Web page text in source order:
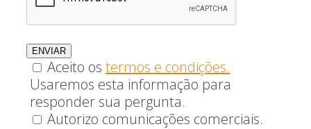
Aceito os termos e condições.
Usaremos esta informação para
responder sua pergunta.
Autorizo comunicações comerciais.